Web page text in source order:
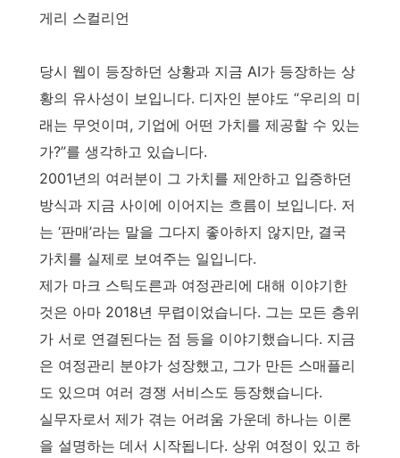
게리 스컬리언
당시 웹이 등장하던 상황과 지금 AI가 등장하는 상
황의 유사성이 보입니다. 디자인 분야도 “우리의 미
래는 무엇이며, 기업에 어떤 가치를 제공할 수 있는
가?”를 생각하고 있습니다.
2001년의 여러분이 그 가치를 제안하고 입증하던
방식과 지금 사이에 이어지는 흐름이 보입니다. 저
는 ‘판매’라는 말을 그다지 좋아하지 않지만, 결국
가치를 실제로 보여주는 일입니다.
제가 마크 스틱도른과 여정관리에 대해 이야기한
것은 아마 2018년 무렵이었습니다. 그는 모든 층위
가 서로 연결된다는 점 등을 이야기했습니다. 지금
은 여정관리 분야가 성장했고, 그가 만든 스매플리
도 있으며 여러 경쟁 서비스도 등장했습니다.
실무자로서 제가 겪는 어려움 가운데 하나는 이론
을 설명하는 데서 시작됩니다. 상위 여정이 있고 하